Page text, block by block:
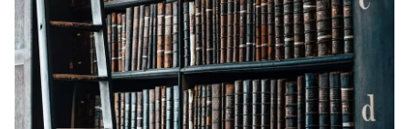
Афиша
Книги
Выставки
Пресс-
релизы